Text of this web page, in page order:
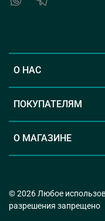
О НАС
ПОКУПАТЕЛЯМ
О МАГАЗИНЕ
© 2026 Любое
разрешения запрещено